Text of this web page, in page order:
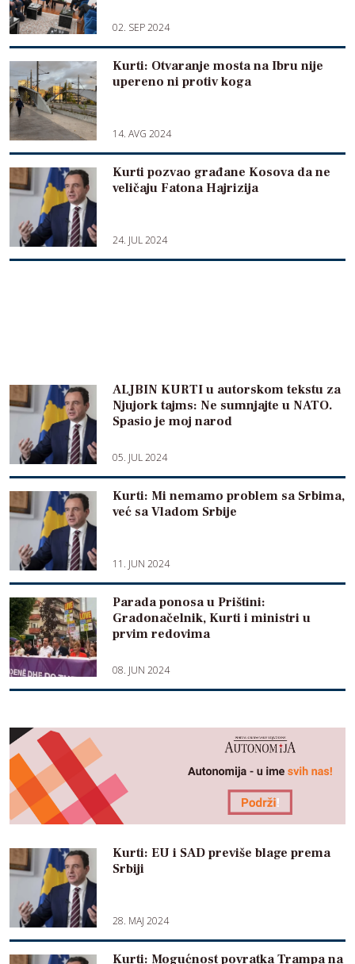
02. SEP 2024
Kurti: Otvaranje mosta na Ibru nije
upereno ni protiv koga
14. AVG 2024
Kurti pozvao građane Kosova da ne
veličaju Fatona Hajrizija
24. JUL 2024
ALJBIN KURTI u autorskom tekstu za
Njujork tajms: Ne sumnjajte u NATO.
Spasio je moj narod
05. JUL 2024
Kurti: Mi nemamo problem sa Srbima,
već sa Vladom Srbije
11. JUN 2024
Parada ponosa u Prištini:
Gradonačelnik, Kurti i ministri u
prvim redovima
08. JUN 2024
Kurti: EU i SAD previše blage prema
Srbiji
28. MAJ 2024
Kurti: Mogućnost povratka Trampa na